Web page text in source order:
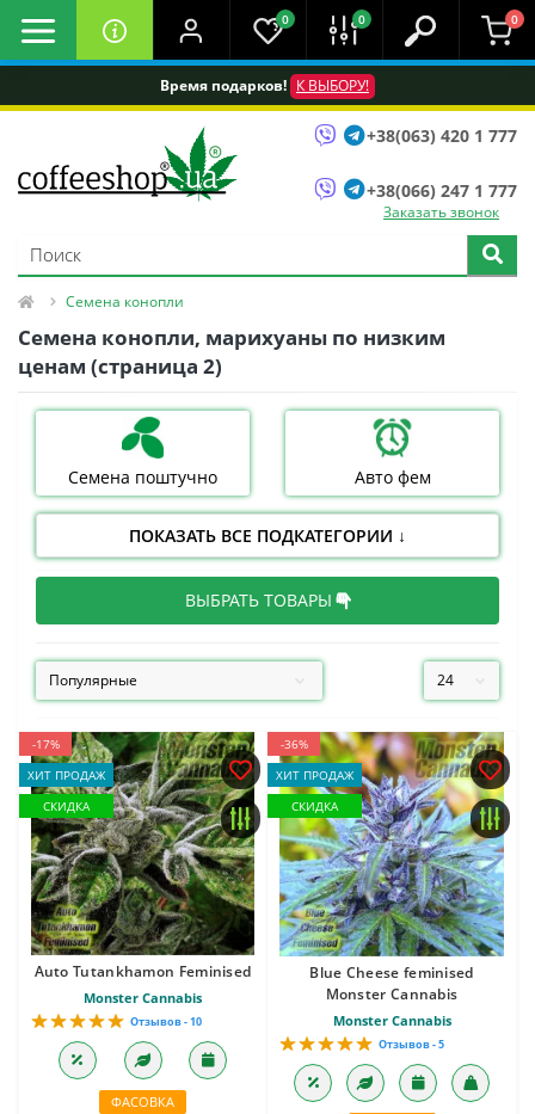
Время подарков! К ВЫБОРУ!
0 0 0
+38(063) 420 1 777
+38(066) 247 1 777
Заказать звонок
Семена конопли
Семена конопли, марихуаны по низким
ценам (страница 2)
Семена поштучно Авто фем
ПОКАЗАТЬ ВСЕ ПОДКАТЕГОРИИ ↓
ВЫБРАТЬ ТОВАРЫ
-17%
ХИТ ПРОДАЖ
СКИДКА
Auto Tutankhamon Feminised
Monster Cannabis
Отзывов - 10
ФАСОВКА
-36%
ХИТ ПРОДАЖ
СКИДКА
Blue Cheese feminised
Monster Cannabis
Monster Cannabis
Отзывов - 5